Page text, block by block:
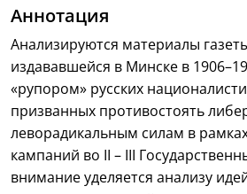
Аннотация
Анализируются материалы
издававшейся в Минске в
«рупором» русских
призванных противостоять
леворадикальным силам в
кампаний во II – III
внимание уделяется анализу